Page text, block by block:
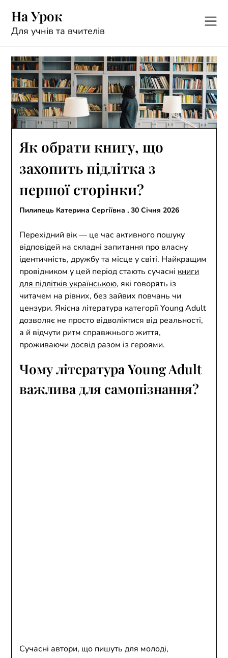
content
На Урок
Для учнів та вчителів
Як обрати книгу, що
захопить підлітка з
першої сторінки?
Пилипець Катерина Сергіївна ,30 Січня 2026
Перехідний вік — це час активного пошуку
відповідей на складні запитання про власну
ідентичність, дружбу та місце у світі. Найкращим
провідником у цей період стають сучасні книги
для підлітків українською, які говорять із
читачем на рівних, без зайвих повчань чи
цензури. Якісна література категорії Young Adult
дозволяє не просто відволіктися від реальності,
а й відчути ритм справжнього життя,
проживаючи досвід разом із героями.
Чому література Young Adult
важлива для самопізнання?
Сучасні автори, що пишуть для молоді,